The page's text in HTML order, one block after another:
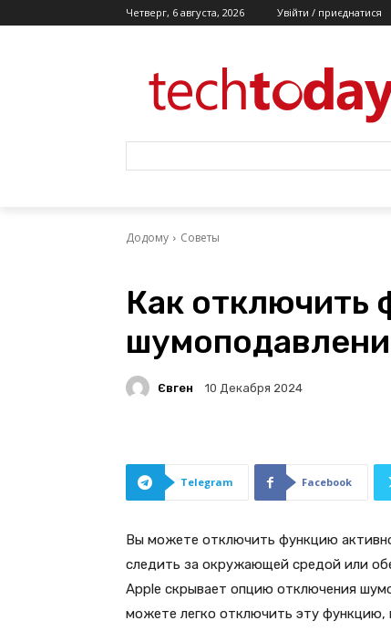
Четверг, 6 августа, 2026 Увійти / приєднатися
Додому Советы
Как отключить
Євген 10 Декабря 2024
Telegram Facebook
Вы можете отключить функцию
следить за окружающей средой или
Apple скрывает опцию отключения
можете легко отключить эту